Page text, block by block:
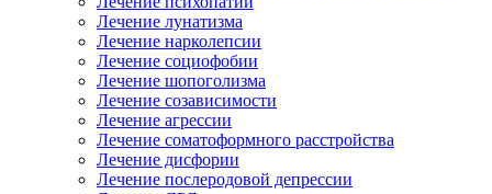
Лечение лунатизма
Лечение нарколепсии
Лечение социофобии
Лечение шопоголизма
Лечение созависимости
Лечение агрессии
Лечение соматоформного расстройства
Лечение дисфории
Лечение послеродовой депрессии